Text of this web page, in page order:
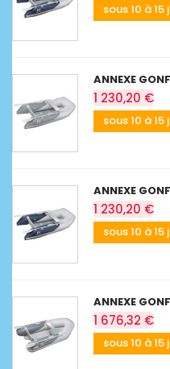
sous 10 à 15
ANNEXE
1 230,20 €
sous 10 à 15
ANNEXE
1 230,20 €
sous 10 à 15
ANNEXE
1 676,32 €
sous 10 à 15